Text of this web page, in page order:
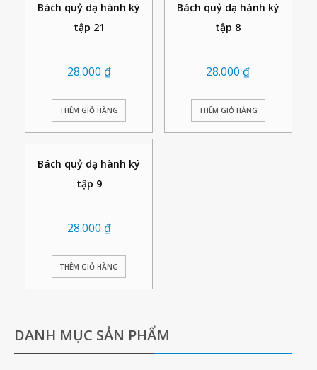
Bách quỷ dạ hành ký
tập 21
28.000 ₫
THÊM GIỎ HÀNG
Bách quỷ dạ hành ký
tập 8
28.000 ₫
THÊM GIỎ HÀNG
Bách quỷ dạ hành ký
tập 9
28.000 ₫
THÊM GIỎ HÀNG
DANH MỤC SẢN PHẨM